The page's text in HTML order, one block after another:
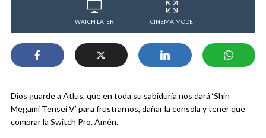
WATCH LATER CINEMA MODE
Dios guarde a Atlus, que en toda su sabiduría nos dará ‘Shin
Megami Tensei V’ para frustrarnos, dañar la consola y tener que
comprar la Switch Pro. Amén.